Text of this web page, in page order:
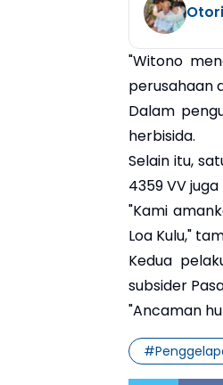
"Witono
perusahaan
Dalam
herbisida.
Selain itu,
4359 VV
"Kami
Loa Kulu,"
Kedua
subsider
"Ancaman
#